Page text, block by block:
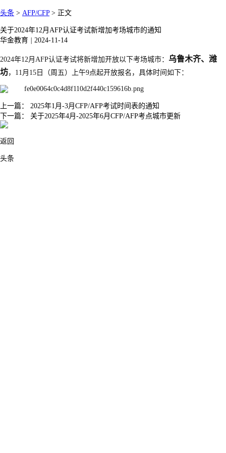
头条 > AFP/CFP> 正文
关于2024年12月AFP认证考试新增加考场城市的通知
华金教育
2024-11-14
2024年12月AFP认证考试将新增加开放以下考场城市： 乌鲁木齐、 潍
坊，11月15日（周五）上午9点起开放报名，具体时间如下：
上一篇： 2025年1月-3月CFP/AFP考试时间表的通知
下一篇： 关于2025年4月-2025年6月CFP/AFP考点城市更新
返回
头条